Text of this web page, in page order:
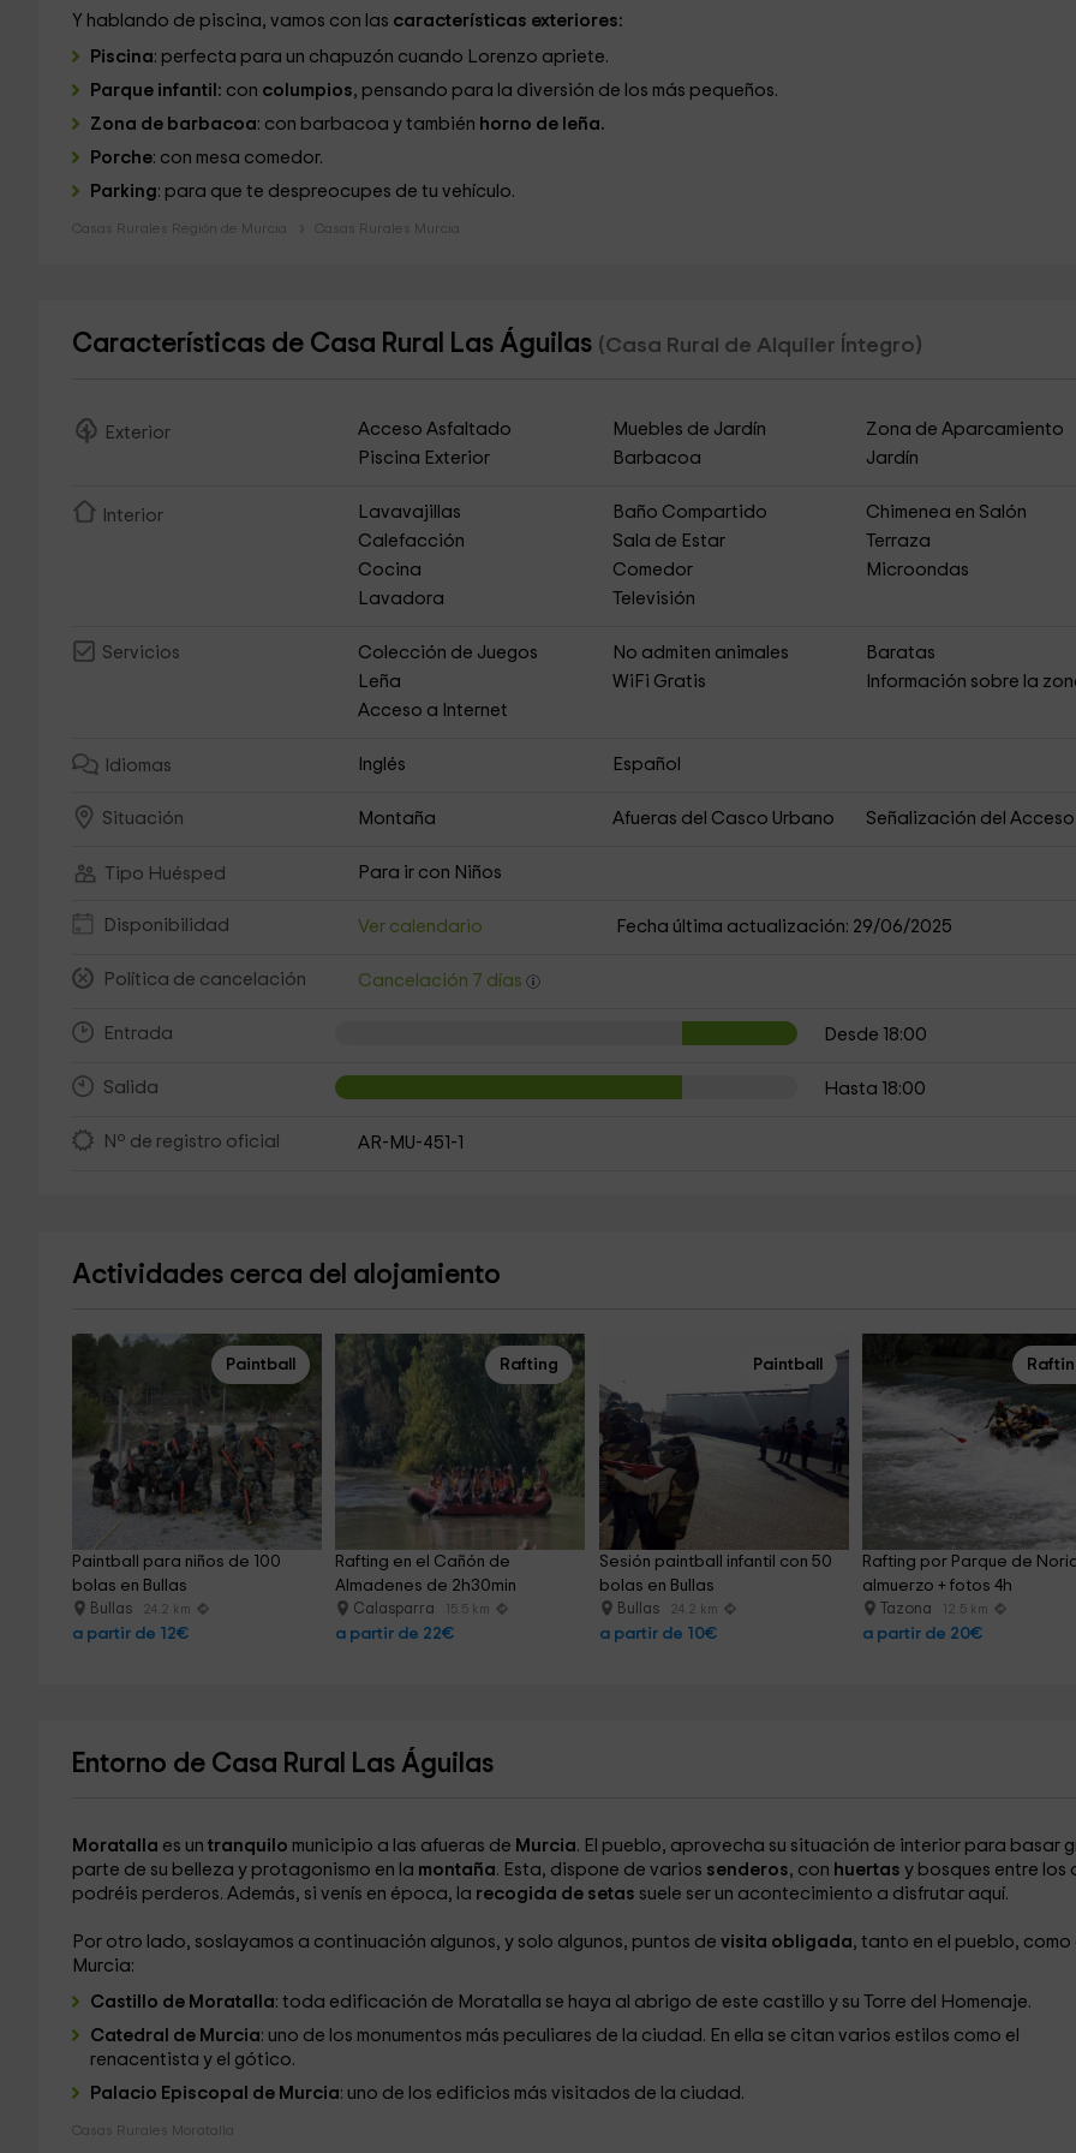
Y hablando de piscina, vamos con las características exteriores:
Piscina: perfecta para un chapuzón cuando Lorenzo apriete.
Parque infantil: con columpios, pensando para la diversión de los más pequeños.
Zona de barbacoa: con barbacoa y también horno de leña.
Porche: con mesa comedor.
Parking: para que te despreocupes de tu vehículo.
Casas Rurales Región de Murcia Casas Rurales Murcia
Características de Casa Rural Las Águilas (Casa Rural de Alquiler Íntegro)
Exterior Acceso Asfaltado Muebles de Jardín
Zona de Aparcamiento
Piscina Exterior
Barbacoa Jardín
Interior Lavavajillas Baño Compartido
Chimenea en Salón
Calefacción
Sala de Estar
Terraza
Cocina
Comedor
Microondas
Lavadora
Televisión
Servicios Colección de Juegos No admiten animales
Baratas
Leña
WiFi Gratis
Información sobre la
Acceso a Internet
Idiomas Inglés Español
Situación Montaña Afueras del Casco Urbano Señalización del Acceso
Tipo Huésped Para ir con Niños
Disponibilidad Ver calendario Fecha última actualización: 29/06/2025
Política de cancelación Cancelación 7 días
Entrada Desde 18:00
Salida Hasta 18:00
Nº de registro oficial AR-MU-451-1
Actividades cerca del alojamiento
Paintball
Paintball para niños de 100
bolas en Bullas
Bullas 24.2 km
a partir de 12€
Rafting
Rafting en el Cañón de
Almadenes de 2h30min
Calasparra 15.5 km
a partir de 22€
Paintball
Sesión paintball infantil con 50
bolas en Bullas
Bullas 24.2 km
a partir de 10€
Rafting por Parque de
almuerzo + fotos 4h
Tazona 12.5 km
a partir de 20€
Entorno de Casa Rural Las Águilas
Moratalla es un tranquilo municipio a las afueras de Murcia. El pueblo, aprovecha su situación de interior para basar
parte de su belleza y protagonismo en la montaña. Esta, dispone de varios senderos, con huertas y bosques entre los
podréis perderos. Además, si venís en época, la recogida de setas suele ser un acontecimiento a disfrutar aquí.
Por otro lado, soslayamos a continuación algunos, y solo algunos, puntos de visita obligada, tanto en el pueblo, como
Murcia:
Castillo de Moratalla: toda edificación de Moratalla se haya al abrigo de este castillo y su Torre del Homenaje.
Catedral de Murcia: uno de los monumentos más peculiares de la ciudad. En ella se citan varios estilos como el
renacentista y el gótico.
Palacio Episcopal de Murcia: uno de los edificios más visitados de la ciudad.
Casas Rurales Moratalla